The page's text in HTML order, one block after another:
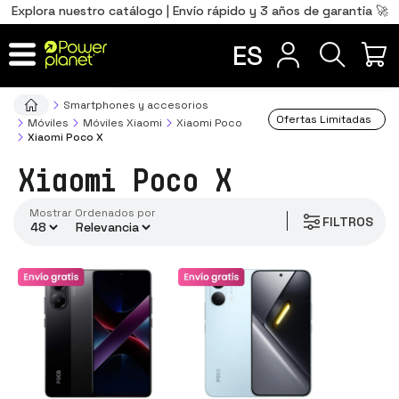
Explora nuestro catálogo | Envío rápido y 3 años de garantía 🚀
ES
Smartphones y accesorios
Móviles
Móviles Xiaomi
Xiaomi Poco
Xiaomi Poco X
Ofertas Limitadas
Xiaomi Poco X
FILTROS
Mostrar ordenados por
memoria interna Total 0,00€
IR AL CARRITO
Português
PT
FR